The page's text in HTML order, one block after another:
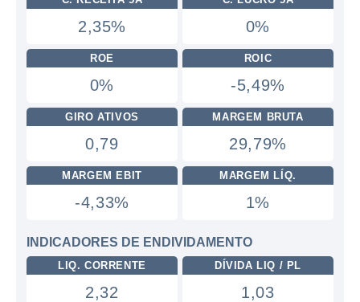
2,35% 0%
ROE
0%
ROIC
-5,49%
GIRO ATIVOS
0,79
MARGEM BRUTA
29,79%
MARGEM EBIT
-4,33%
MARGEM LÍQ.
1%
INDICADORES DE ENDIVIDAMENTO
LIQ. CORRENTE
2,32
DÍVIDA LIQ / PL
1,03